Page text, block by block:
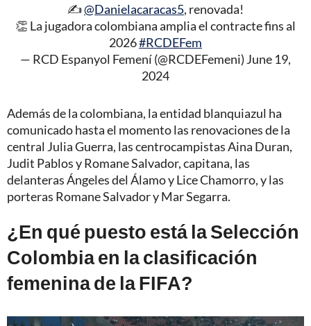
✍️@Danielacaracas5, renovada!
👏 La jugadora colombiana amplia el contracte fins al
2026#RCDEFem
— RCD Espanyol Femení (@RCDEFemeni) June 19,
2024
Además de la colombiana, la entidad blanquiazul ha
comunicado hasta el momento las renovaciones de la
central Julia Guerra, las centrocampistas Aina Duran,
Judit Pablos y Romane Salvador, capitana, las
delanteras Ángeles del Álamo y Lice Chamorro, y las
porteras Romane Salvador y Mar Segarra.
¿En qué puesto está la Selección
Colombia en la clasificación
femenina de la FIFA?